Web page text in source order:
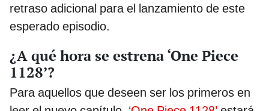
retraso adicional para el lanzamiento de este
esperado episodio.
¿A qué hora se estrena ‘One Piece
1128’?
Para aquellos que deseen ser los primeros en